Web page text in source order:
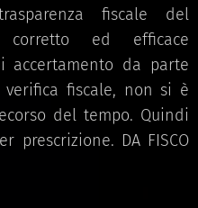
fiscale del
ed efficace
accertamento da parte
fiscale, non si è
del tempo. Quindi
prescrizione. DA FISCO